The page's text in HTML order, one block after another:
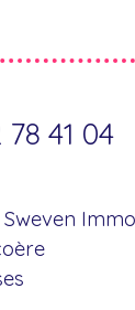
41 04
Sweven